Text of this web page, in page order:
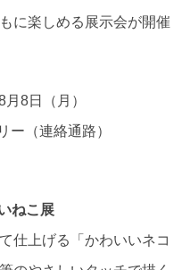
に楽しめる展示会が開催
8日（月）
ー（連絡通路）
ねこ展
仕上げる「かわいいネコ